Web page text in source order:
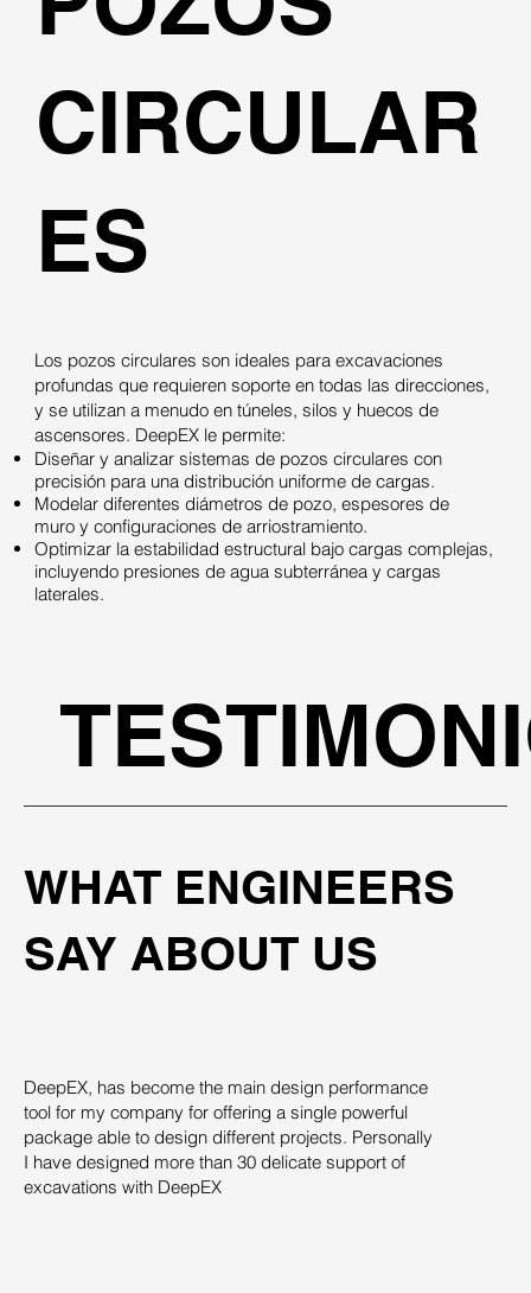
Los pozos circulares son ideales para excavaciones
profundas que requieren soporte en todas las direcciones,
y se utilizan a menudo en túneles, silos y huecos de
ascensores. DeepEX le permite:
Diseñar y analizar sistemas de pozos circulares con
precisión para una distribución uniforme de cargas.
Modelar diferentes diámetros de pozo, espesores de
muro y configuraciones de arriostramiento.
Optimizar la estabilidad estructural bajo cargas complejas,
incluyendo presiones de agua subterránea y cargas
laterales.
CIRCULAR
ES
WHAT ENGINEERS
SAY ABOUT US
DeepEX, has become the main design performance
tool for my company for offering a single powerful
package able to design different projects. Personally
I have designed more than 30 delicate support of
excavations with DeepEX